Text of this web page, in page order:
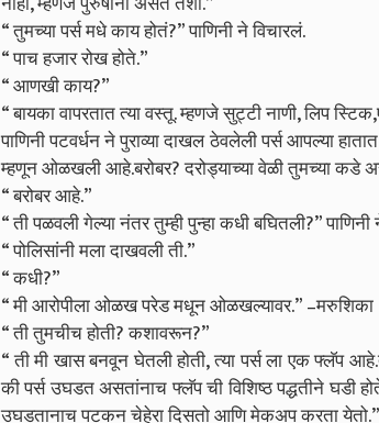
“ तुमच्या पर्स मधे काय होतं?” पाणिनी ने विचारलं.
“ पाच हजार रोख होते.”
“ आणखी काय?”
“ बायका वापरतात त्या वस्तू. म्हणजे सुट्टी नाणी, लिप
पाणिनी पटवर्धन ने पुराव्या दाखल ठेवलेली पर्स आपल्या
म्हणून ओळखली आहे.बरोबर? दरोड्याच्या वेळी तुमच्या कडे
“ बरोबर आहे.”
“ ती पळवली गेल्या नंतर तुम्ही पुन्हा कधी बघितली?” पाणिनी
“ पोलिसांनी मला दाखवली ती.”
“ कधी?”
“ मी आरोपीला ओळख परेड मधून ओळखल्यावर.” –मरुशिका
“ ती तुमचीच होती? कशावरून?”
“ ती मी खास बनवून घेतली होती, त्या पर्स ला एक फ्लॅप
की पर्स उघडत असतांनाच फ्लॅप ची विशिष्ठ पद्धतीने घडी
उघडतानाच पटकन चेहेरा दिसतो आणि मेकअप करता येतो.”